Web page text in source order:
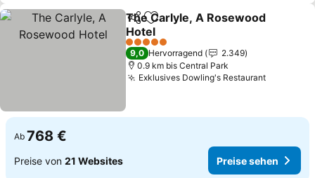
TeilenZu Favoriten hinzufügen
The Carlyle, A Rosewood
Hotel
Preise sehen
5 Sterne
9,0 Hervorragend
2.349
0.9 km bis Central Park
Exklusives Dowling's RestaurantPreise
Ab 768 €
Preise von 21 Websites Preise sehen